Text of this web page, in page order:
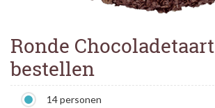
Ronde Chocoladetaart
bestellen
14 personen